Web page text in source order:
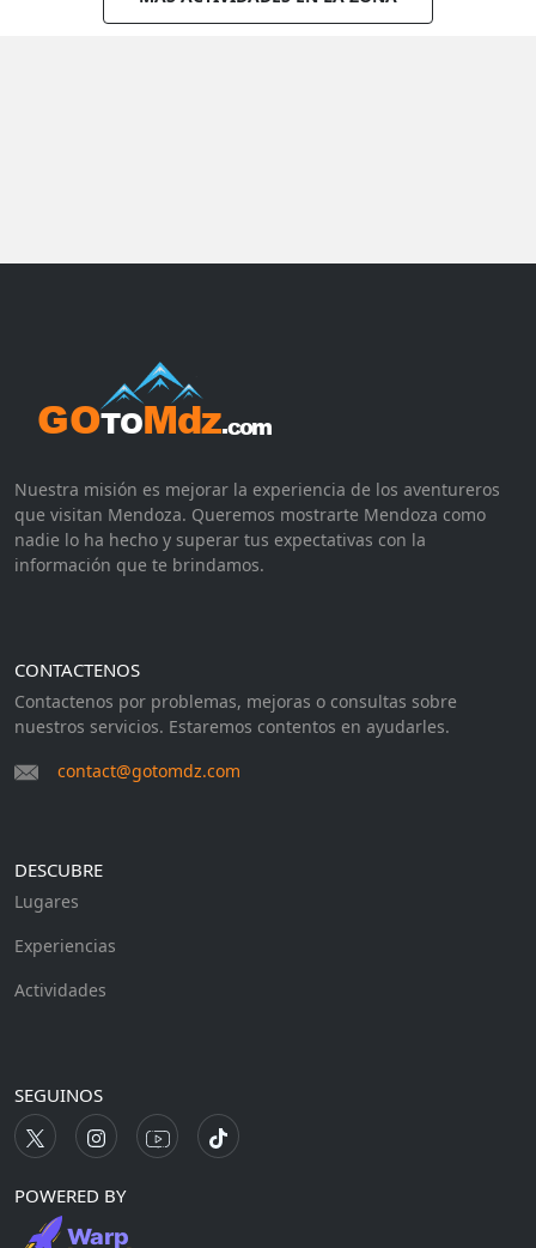
Nuestra misión es mejorar la experiencia de los aventureros
que visitan Mendoza. Queremos mostrarte Mendoza como
nadie lo ha hecho y superar tus expectativas con la
información que te brindamos.
CONTACTENOS
Contactenos por problemas, mejoras o consultas sobre
nuestros servicios. Estaremos contentos en ayudarles.
contact@gotomdz.com
DESCUBRE
Lugares
Experiencias
Actividades
SEGUINOS
POWERED BY